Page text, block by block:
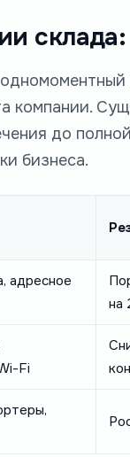
до
бизнеса.
адресное
на
Fi